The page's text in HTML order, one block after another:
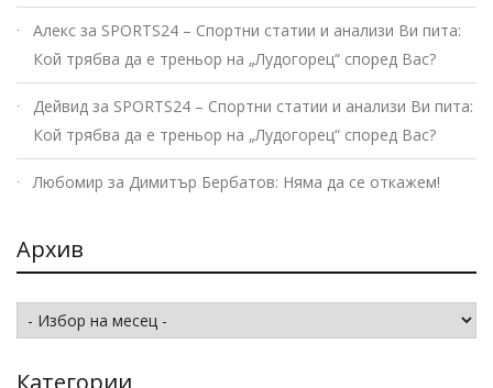
Алекс за SPORTS24 – Спортни статии и анализи Ви пита:
Кой трябва да е треньор на „Лудогорец“ според Вас?
Дейвид за SPORTS24 – Спортни статии и анализи Ви пита:
Кой трябва да е треньор на „Лудогорец“ според Вас?
Любомир за Димитър Бербатов: Няма да се откажем!
Архив
Архив
Категории